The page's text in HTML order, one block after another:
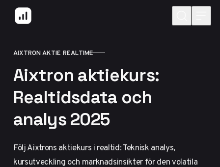
Hoppa till innehåll
KATEGORI
AIXTRON AKTIE REALTIME
Aixtron aktiekurs:
Realtidsdata och
analys 2025
Följ Aixtrons aktiekurs i realtid: Teknisk analys,
kursutveckling och marknadsinsikter för den volatila